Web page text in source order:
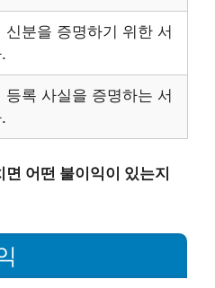
신분을 증명하기 위한 서
등록 사실을 증명하는 서
어떤 불이익이 있는지